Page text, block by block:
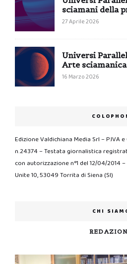
sciamani della
27 Aprile 2026
Universi
Arte
16 Marzo 2026
Edizione Valdichiana Media Srl – P.IVA e
n.24374 – Testata giornalistica
con autorizzazione n°1 del 12/04/2014
Unite 10, 53049 Torrita di Siena (SI)
CHI